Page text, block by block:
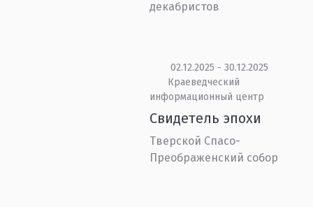
декабристов
02.12.2025 - 30.12.2025
Краеведческий
информационный центр
Свидетель эпохи
Тверской Спасо-
Преображенский собор